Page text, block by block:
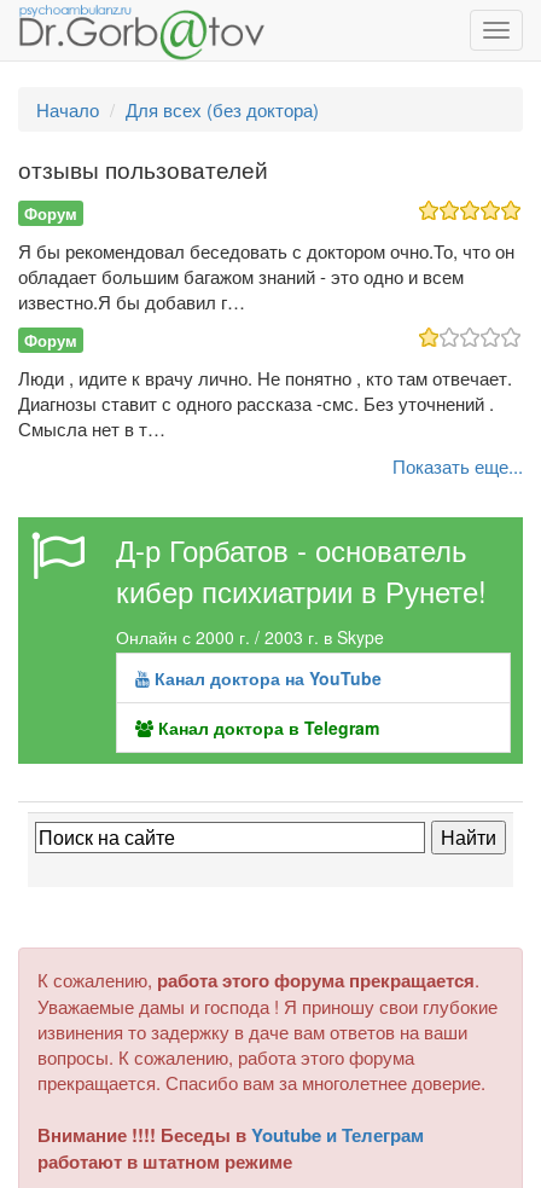
Начало
Для всех (без доктора)
отзывы пользователей
Форум
Я бы рекомендовал беседовать с доктором очно.То, что он
обладает большим багажом знаний - это одно и всем
известно.Я бы добавил г…
Форум
Люди , идите к врачу лично. Не понятно , кто там отвечает.
Диагнозы ставит с одного рассказа -смс. Без уточнений .
Смысла нет в т…
Показать еще...
Д-р Горбатов - основатель
кибер психиатрии в Рунете!
Онлайн с 2000 г. / 2003 г. в Skype
Канал доктора на YouTube
Канал доктора в Telegram
К сожалению, работа этого форума прекращается.
Уважаемые дамы и господа ! Я приношу свои глубокие
извинения то задержку в даче вам ответов на ваши
вопросы. К сожалению, работа этого форума
прекращается. Спасибо вам за многолетнее доверие.
Внимание !!!! Беседы вYoutube и Телеграм
работают в штатном режиме